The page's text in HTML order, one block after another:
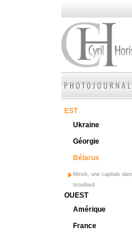
EST
Ukraine
Géorgie
Bélarus
Minsk, une capitale
brouillard
OUEST
Amérique
France